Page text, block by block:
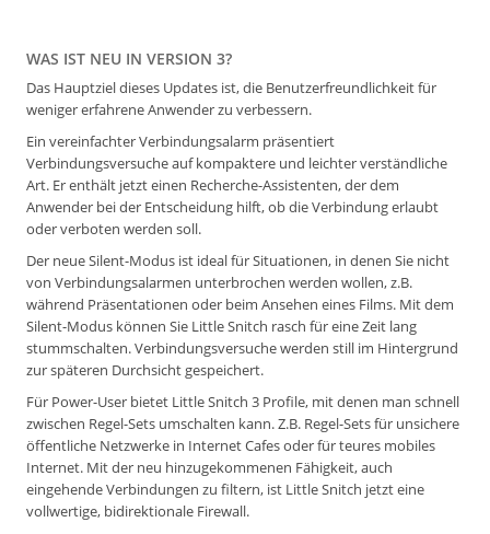
WAS IST NEU IN VERSION 3?
Das Hauptziel dieses Updates ist, die Benutzerfreundlichkeit für
weniger erfahrene Anwender zu verbessern.
Ein vereinfachter Verbindungsalarm präsentiert
Verbindungsversuche auf kompaktere und leichter verständliche
Art. Er enthält jetzt einen Recherche-Assistenten, der dem
Anwender bei der Entscheidung hilft, ob die Verbindung erlaubt
oder verboten werden soll.
Der neue Silent-Modus ist ideal für Situationen, in denen Sie nicht
von Verbindungsalarmen unterbrochen werden wollen, z.B.
während Präsentationen oder beim Ansehen eines Films. Mit dem
Silent-Modus können Sie Little Snitch rasch für eine Zeit lang
stummschalten. Verbindungsversuche werden still im Hintergrund
zur späteren Durchsicht gespeichert.
Für Power-User bietet Little Snitch 3 Profile, mit denen man schnell
zwischen Regel-Sets umschalten kann. Z.B. Regel-Sets für unsichere
öffentliche Netzwerke in Internet Cafes oder für teures mobiles
Internet. Mit der neu hinzugekommenen Fähigkeit, auch
eingehende Verbindungen zu filtern, ist Little Snitch jetzt eine
vollwertige, bidirektionale Firewall.